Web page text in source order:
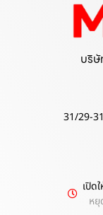
บริ
31/29-
เปิด
ห